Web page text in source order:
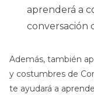
aprenderá a
conversación
Además, también
y costumbres de
te ayudará a